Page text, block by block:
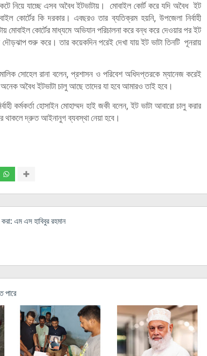
নিয়ে যাচ্ছে এসব অবৈধ ইটভাটায়। মোবাইল কোর্ট করে যদি অবৈধ ইট
কোর্টের কি দরকার। এবছরও তার ব্যতিক্রম হয়নি, উপজেলা নির্বাহী
মোবাইল কোর্টের মাধ্যমে অভিযান পরিচালনা করে বন্ধ করে দেওয়ার পর ইট
শুরু করে। তার কয়েকদিন পরেই দেখা যায় ইট ভাটা তিনটি পূনরায়
সোহেল রানা বলেন, প্রশাসন ও পরিবেশ অধিদপ্তরকে ম্যানেজ করেই
অনেক অবৈধ ইটভাটা চালু আছে তাদের যা হবে আমারও তাই হবে।
কর্মকর্তা হোসাইন মোহাম্মদ হাই জকী বলেন, ইট ভাটা আবারো চালু করার
থাকলে দ্রুত আইনানুগ ব্যবস্থা নেয়া হবে।
এম এস হাবিবুর রহমান
পারে